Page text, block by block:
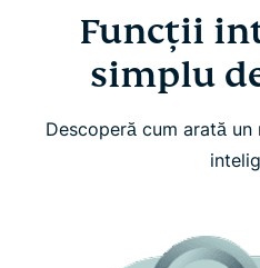
Funcții
simplu
Descoperă cum arată